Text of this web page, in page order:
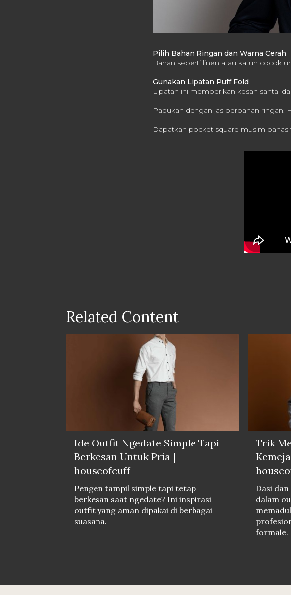
Pilih Bahan Ringan dan Warna Cerah
Bahan seperti linen atau katun cocok
Gunakan Lipatan Puff Fold
Lipatan ini memberikan kesan santai
Padukan dengan jas berbahan ringan.
Dapatkan pocket square musim panas
Related Content
Ide Outfit Ngedate Simple Tapi
Berkesan Untuk Pria |
houseofcuff
Pengen tampil simple tapi tetap
berkesan saat ngedate? Ini inspirasi
outfit yang aman dipakai di berbagai
suasana.
Trik
Dasi
dalam
formale.